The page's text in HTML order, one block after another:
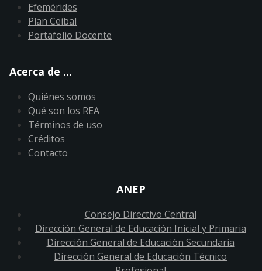
Efemérides
Plan Ceibal
Portafolio Docente
Acerca de ...
Quiénes somos
Qué son los REA
Términos de uso
Créditos
Contacto
ANEP
Consejo Directivo Central
Dirección General de Educación Inicial y Primaria
Dirección General de Educación Secundaria
Dirección General de Educación Técnico